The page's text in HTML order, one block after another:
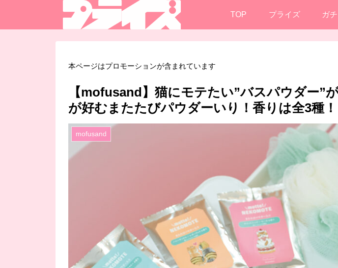
TOP プライズ ガ
本ページはプロモーションが含まれています
【mofusand】猫にモテたい”バスパウダー”
が好むまたたびパウダーいり！香りは全3種！
mofusand